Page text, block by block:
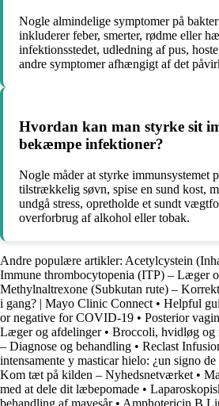
Nogle almindelige symptomer på
inkluderer feber, smerter, rødme eller
infektionsstedet, udledning af pus,
andre symptomer afhængigt af det
Hvordan kan man styrke sit
bekæmpe infektioner?
Nogle måder at styrke immunsystemet
tilstrækkelig søvn, spise en sund kost,
undgå stress, opretholde et sundt
overforbrug af alkohol eller tobak.
Andre populære artikler: Acetylcystein
Immune thrombocytopenia (ITP) – Læger
Methylnaltrexone (Subkutan rute) –
i gang? | Mayo Clinic Connect • Helpful
or negative for COVID-19 • Posterior
Læger og afdelinger• Broccoli, hvidløg og
– Diagnose og behandling • Reclast
intensamente y masticar hielo: ¿un signo de
Kom tæt på kilden – Nyhedsnetværket •
med at dele dit læbepomade •
behandling af mavesår• Amphotericin B